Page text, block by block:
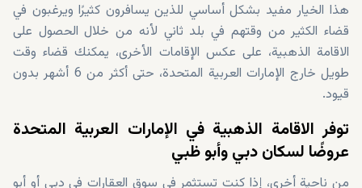
هذا الخيار مفيد بشكل أساسي للذين يسافرون كثيرًا ويرغبون في
قضاء الكثير من وقتهم في بلد ثاني لأنه من خلال الحصول على
الاقامة الذهبية، على عكس الإقامات الأخرى، يمكنك قضاء وقت
طويل خارج الإمارات العربية المتحدة، حتى أكثر من 6 أشهر بدون
قيود.
توفر الاقامة الذهبية في الإمارات العربية المتحدة
عروضًا لسكان دبي وأبو ظبي
من ناحية أخرى، إذا كنت تستثمر في سوق العقارات في دبي أو أبو